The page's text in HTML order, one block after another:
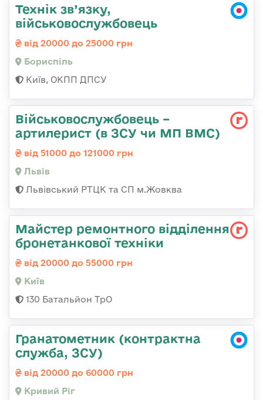
Технік зв’язку,
військовослужбовець
від 20000 до 25000 грн
Бориспіль
Київ, ОКПП ДПСУ
Військовослужбовець –
артилерист (в ЗСУ чи МП ВМС)
від 51000 до 121000 грн
Львів
Львівський РТЦК та СП м.Жовква
Майстер ремонтного відділення
бронетанкової техніки
від 20000 до 55000 грн
Київ
130 Батальйон ТрО
Гранатометник (контрактна
служба, ЗСУ)
від 20000 до 60000 грн
Кривий Ріг